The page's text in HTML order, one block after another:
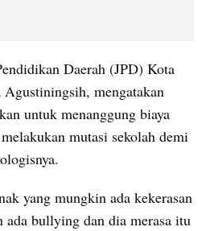
Daerah (JPD) Kota
mengatakan
untuk menanggung biaya
mutasi sekolah demi
yang mungkin ada kekerasan
ada bullying dan dia merasa itu